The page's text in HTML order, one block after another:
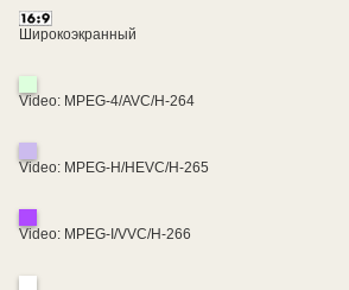
Широкоэкранный
Video: MPEG-4/AVC/H-264
Video: MPEG-H/HEVC/H-265
Video: MPEG-I/VVC/H-266